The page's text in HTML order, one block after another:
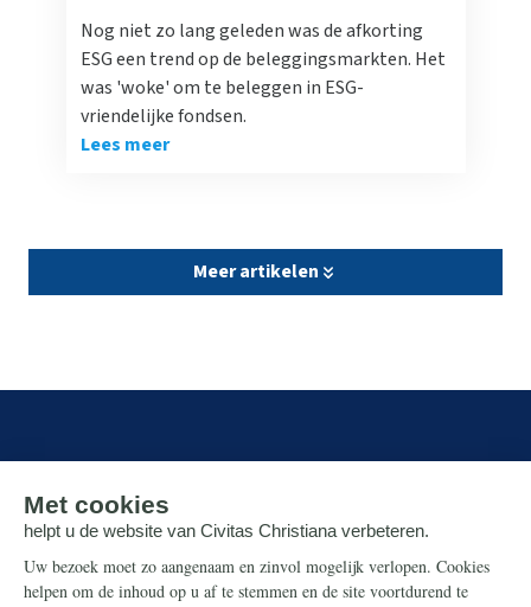
Nog niet zo lang geleden was de afkorting
ESG een trend op de beleggingsmarkten. Het
was 'woke' om te beleggen in ESG-
vriendelijke fondsen.
Lees meer
Meer artikelen